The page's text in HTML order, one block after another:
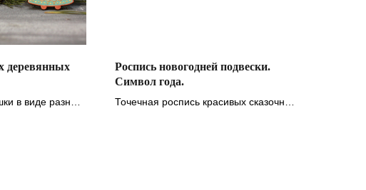
деревянных
в виде разных
Роспись новогодней подвески.
Символ года.
Точечная роспись красивых сказочных